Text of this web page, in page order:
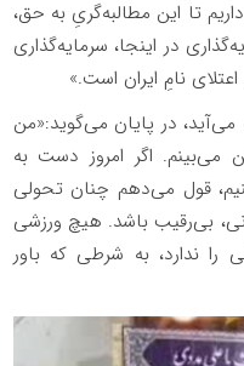
تا این مطالبه‌گریِ به حق،
در اینجا، سرمایه‌گذاری
نامِ ایران است.»
در پایان می‌گوید:«من
می‌بینم. اگر امروز دست به
قول می‌دهم چنان تحولی
بی‌رقیب باشد. هیچ ورزشی
را ندارد، به شرطی که باور